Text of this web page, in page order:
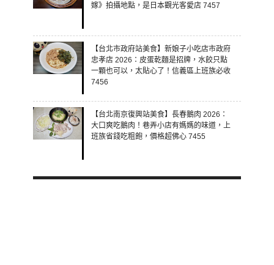
嫁》拍攝地點，是日本觀光客愛店 7457
【台北市政府站美食】新娘子小吃店市政府
忠孝店 2026：皮蛋乾麵是招牌，水餃只點
一顆也可以，太貼心了！信義區上班族必收
7456
【台北南京復興站美食】長春鵝肉 2026：
大口爽吃鵝肉！巷弄小店有媽媽的味道，上
班族省錢吃粗飽，價格超佛心 7455